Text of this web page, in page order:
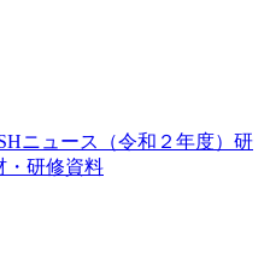
ニュース（令和２年度） 研
・研修資料